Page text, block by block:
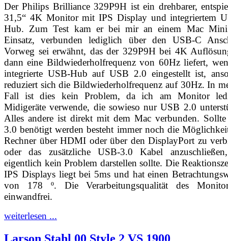
Der Philips Brilliance 329P9H ist ein drehbarer,
31,5“ 4K Monitor mit IPS Display und integriertem
Hub. Zum Test kam er bei mir an einem Mac
Einsatz, verbunden lediglich über den USB-C
Vorweg sei erwähnt, das der 329P9H bei 4K
dann eine Bildwiederholfrequenz von 60Hz liefert,
integrierte USB-Hub auf USB 2.0 eingestellt ist,
reduziert sich die Bildwiederholfrequenz auf 30Hz. In
Fall ist dies kein Problem, da ich am Monitor
Midigeräte verwende, die sowieso nur USB 2.0
Alles andere ist direkt mit dem Mac verbunden.
3.0 benötigt werden besteht immer noch die
Rechner über HDMI oder über den DisplayPort zu
oder das zusätzliche USB-3.0 Kabel
eigentlich kein Problem darstellen sollte. Die
IPS Displays liegt bei 5ms und hat einen
von 178 º. Die Verarbeitungsqualität des
einwandfrei.
weiterlesen ...
Larson Stahl 00 Style 2 VS 1900